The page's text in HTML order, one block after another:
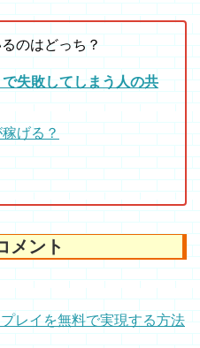
のはどっち？
失敗してしまう人の共
げる？
メント
レイを無料で実現する方法